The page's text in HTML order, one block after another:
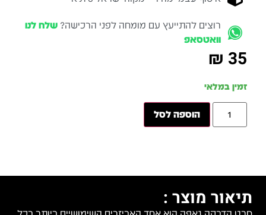
רוצים להתייעץ עם מומחה לפני הרכישה? שלח לנו
וואטסאפ
₪ 35
זמין במלאי
הוספה לסל
תיאור מוצר :